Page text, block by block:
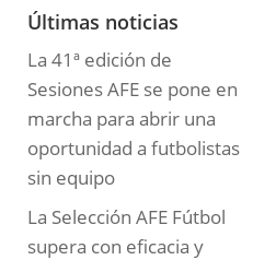
r
a
s
Últimas noticias
La 41ª edición de
Sesiones AFE se pone en
marcha para abrir una
oportunidad a futbolistas
sin equipo
La Selección AFE Fútbol
supera con eficacia y